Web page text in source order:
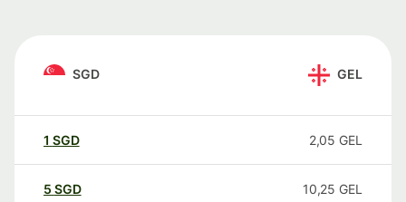
SGD GEL
1 SGD 2,05 GEL
5 SGD 10,25 GEL